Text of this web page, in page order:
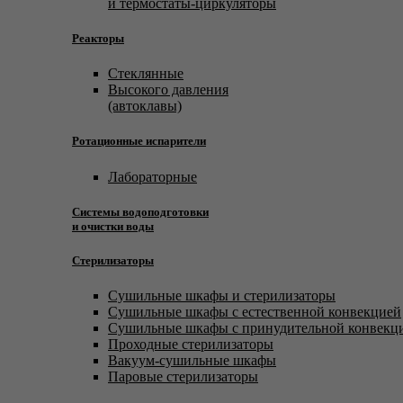
Реакторы
Стеклянные
Высокого давления
(автоклавы)
Ротационные испарители
Лабораторные
Системы водоподготовки
и очистки воды
Стерилизаторы
Сушильные шкафы и стерилизаторы
Сушильные шкафы с естественной конвекцией
Сушильные шкафы с принудительной
Проходные стерилизаторы
Вакуум-сушильные шкафы
Паровые стерилизаторы